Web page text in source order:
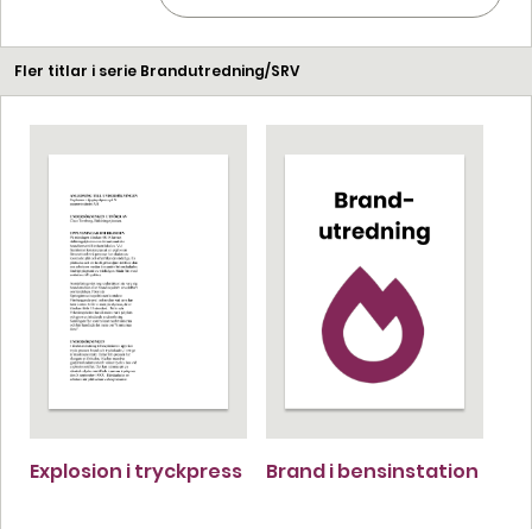
Fler titlar i serie Brandutredning/SRV
Explosion i tryckpress Brand i bensinstation